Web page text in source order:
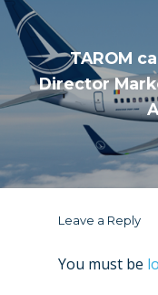
TAROM
Director
Leave a Reply
You must be